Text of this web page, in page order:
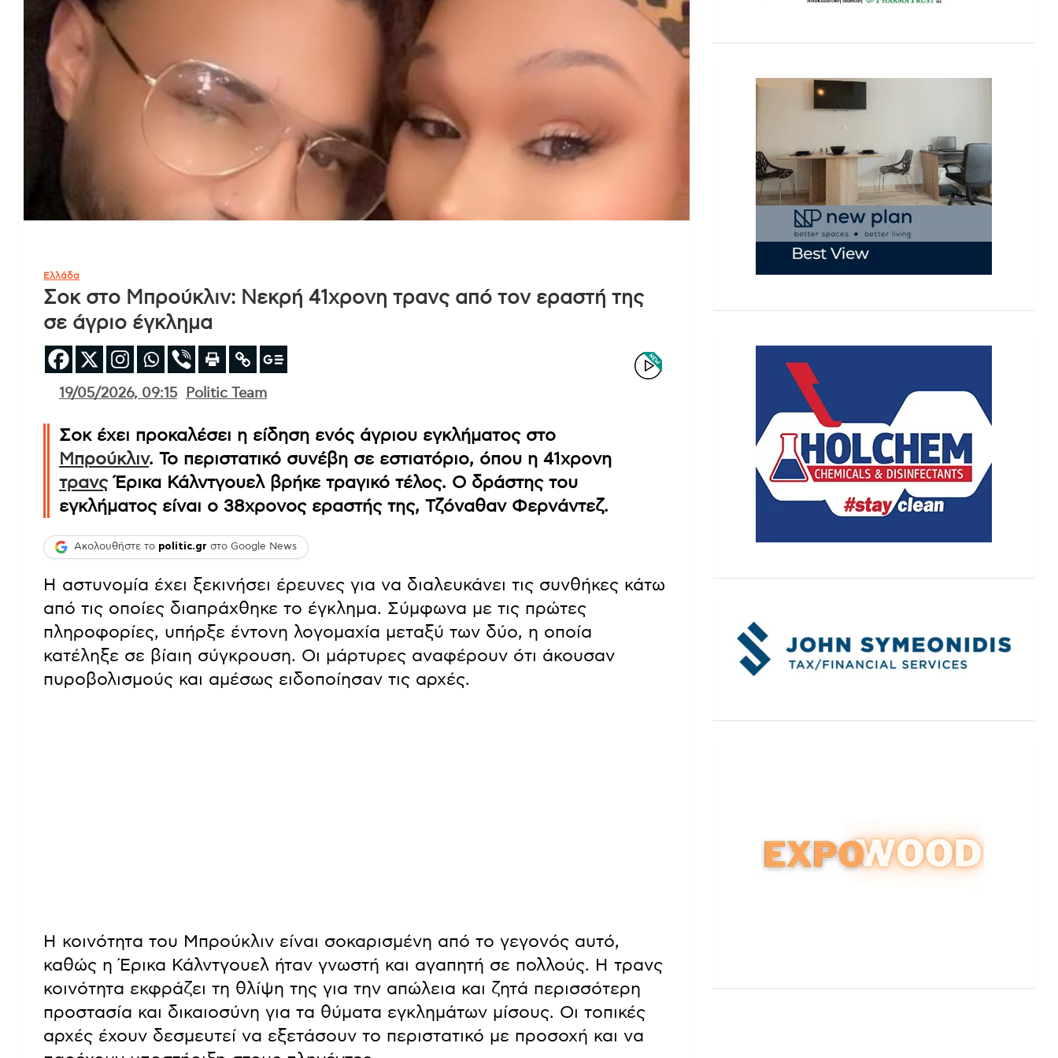
Ελλάδα
Σοκ στο Μπρούκλιν: Νεκρή 41χρονη τρανς από τον εραστή της
σε άγριο έγκλημα
19/05/2026, 09:15 Politic Team
Σοκ έχει προκαλέσει η είδηση ενός άγριου εγκλήματος στο
Μπρούκλιν. Το περιστατικό συνέβη σε εστιατόριο, όπου η 41χρονη
τρανςΈρικα Κάλντγουελ βρήκε τραγικό τέλος. Ο δράστης του
εγκλήματος είναι ο 38χρονος εραστής της, Τζόναθαν Φερνάντεζ.
Ακολουθήστε το politic.gr στο Google News
Η αστυνομία έχει ξεκινήσει έρευνες για να διαλευκάνει τις συνθήκες κάτω
από τις οποίες διαπράχθηκε το έγκλημα. Σύμφωνα με τις πρώτες
πληροφορίες, υπήρξε έντονη λογομαχία μεταξύ των δύο, η οποία
κατέληξε σε βίαιη σύγκρουση. Οι μάρτυρες αναφέρουν ότι άκουσαν
πυροβολισμούς και αμέσως ειδοποίησαν τις αρχές.
Η κοινότητα του Μπρούκλιν είναι σοκαρισμένη από το γεγονός αυτό,
καθώς η Έρικα Κάλντγουελ ήταν γνωστή και αγαπητή σε πολλούς. Η τρανς
κοινότητα εκφράζει τη θλίψη της για την απώλεια και ζητά περισσότερη
προστασία και δικαιοσύνη για τα θύματα εγκλημάτων μίσους. Οι τοπικές
αρχές έχουν δεσμευτεί να εξετάσουν το περιστατικό με προσοχή και να